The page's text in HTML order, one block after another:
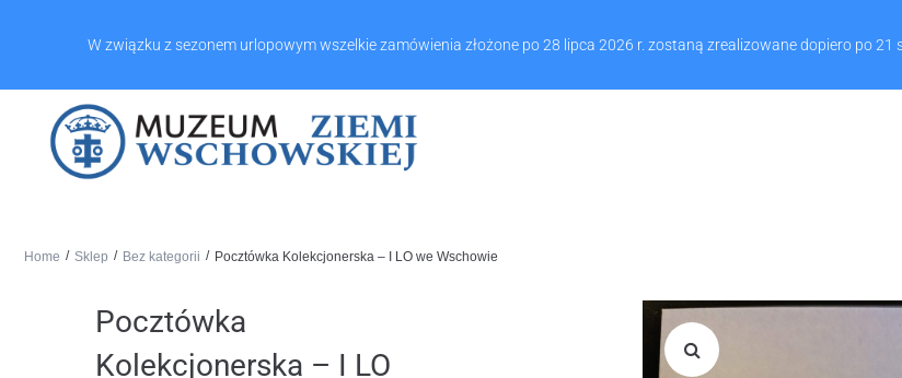
W związku z sezonem urlopowym wszelkie zamówienia złożone po 28 lipca 2026 r. zostaną zrealizowane dopiero po 21
Home / Sklep / Bez kategorii / Pocztówka Kolekcjonerska – I LO we Wschowie
Pocztówka
Kolekcjonerska – I LO